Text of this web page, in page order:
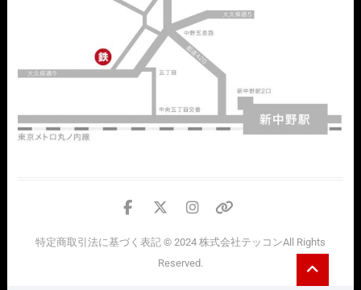
facebook
twitter
instagram
情
特定商取引法に基づく表記© 2024 株式会社テッコンAll Rights
Reserved.
to